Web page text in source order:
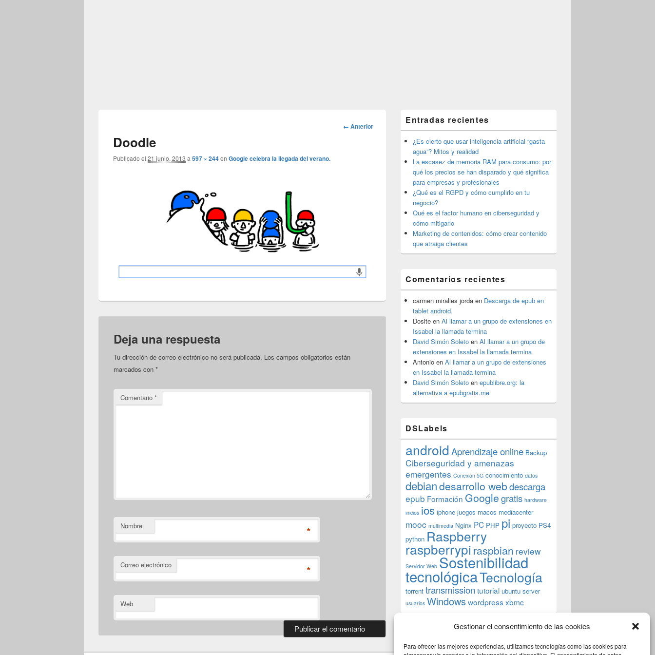
Gestionar el consentimiento de las cookies
Para ofrecer las mejores experiencias, utilizamos tecnologías como las cookies para
Navegador
← Anterior
Doodle
Publicado el 21 junio, 2013 a 597 × 244en Google celebra la llegada del verano.
Deja una respuesta
Tu dirección de correo electrónico no será publicada. Los campos obligatorios están
marcados con *
Comentario *
Nombre *
Correo electrónico *
Web
área
de
widget
barra
lateral
primaria
Entradas recientes
¿Es cierto que usar inteligencia artificial “gasta
agua”? Mitos y realidad
La escasez de memoria RAM para consumo: por
qué los precios se han disparado y qué significa
para empresas y profesionales
¿Qué es el RGPD y cómo cumplirlo en tu
negocio?
Qué es el factor humano en ciberseguridad y
cómo mitigarlo
Marketing de contenidos: cómo crear contenido
que atraiga clientes
Comentarios recientes
carmen miralles jorda en Descarga de epub en
tablet android.
Dosite en Al llamar a un grupo de extensiones en
Issabel la llamada termina
David Simón Soleto en Al llamar a un grupo de
extensiones en Issabel la llamada termina
Antonio en Al llamar a un grupo de extensiones
en Issabel la llamada termina
David Simón Soleto en epublibre.org: la
alternativa a epubgratis.me
DSLabels
androidAprendizaje online Backup
Ciberseguridad y amenazas
emergentes Conexión 5G conocimiento datos
debiandesarrollo webdescarga
epub Formación Googlegratis hardware
inicios ios iphone juegos macos mediacenter
mooc multimedia Nginx PC PHP pi proyecto PS4
python Raspberry
raspberrypi raspbian review
Servidor Web Sostenibilidad
tecnológicaTecnología
torrent transmission tutorial ubuntu server
usuarios Windowswordpress xbmc